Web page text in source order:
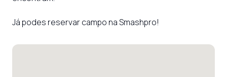
Já podes reservar campo na Smashpro!